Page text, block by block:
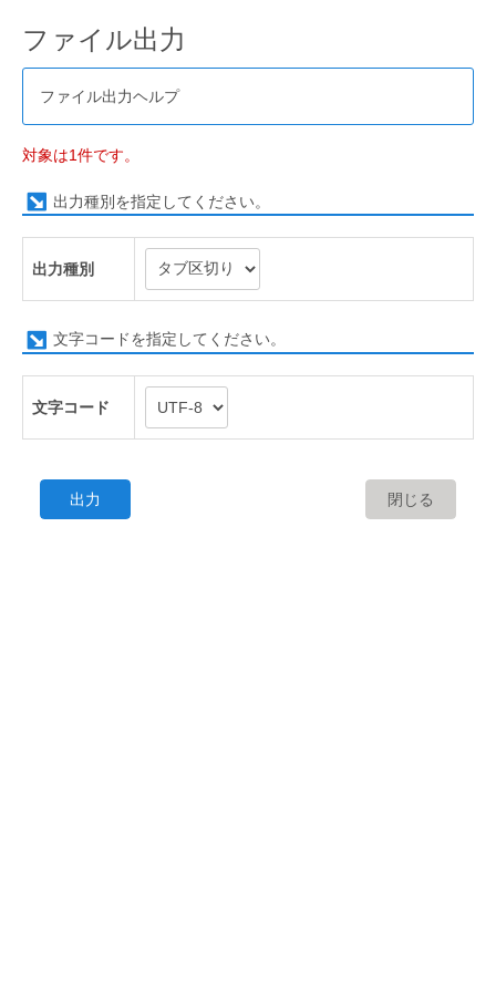
ファイル出力
ファイル出力ヘルプ
対象は1件です。
出力種別を指定してください。
出力種別
文字コードを指定してください。
文字コード